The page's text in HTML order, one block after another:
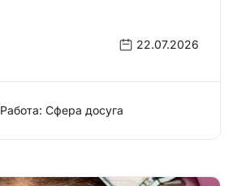
22.07.2026
Работа: Сфера досуга